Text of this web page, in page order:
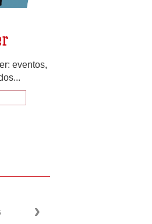
eventos,